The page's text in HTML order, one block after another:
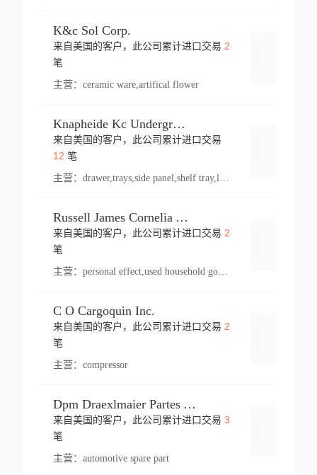
K&c Sol Corp.
来自美国的客户，此公司累计进口交易 2
笔
主营： ceramic ware,artifical flower
Knapheide Kc Underground
来自美国的客户，此公司累计进口交易
12 笔
主营：
Russell James Cornelia Arlington Va
来自美国的客户，此公司累计进口交易 2
笔
主营： personal effect,used household goods
C O Cargoquin Inc.
来自美国的客户，此公司累计进口交易 2
笔
主营： compressor
Dpm Draexlmaier Partes Automotrices Corr Ind Huejotzingo
来自美国的客户，此公司累计进口交易 3
笔
主营： automotive spare part